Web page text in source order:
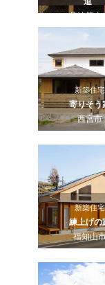
丹波篠山
新築住宅
寄りそう
西宮市
新築住宅
練上げの
福知山